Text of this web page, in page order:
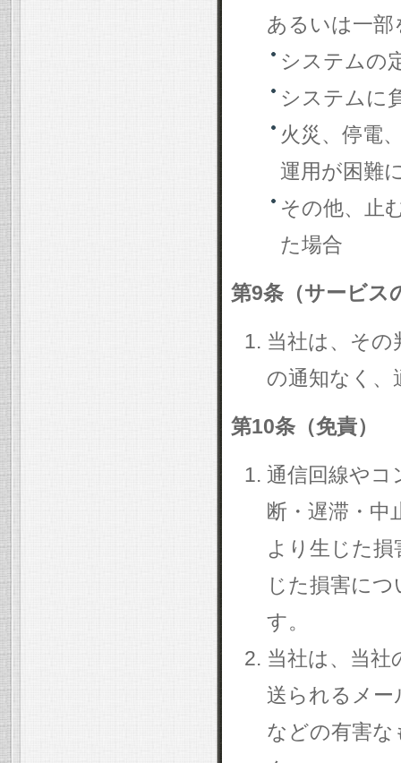
あるいは一
システムの
システムに
火災、停電
運用が困難
その他、止
た場合
第9条（サービス
当社は、そ
の通知なく、
第10条（免責）
通信回線やコ
断・遅滞・中
より生じた
じた損害に
す。
当社は、当
送られるメ
などの有害